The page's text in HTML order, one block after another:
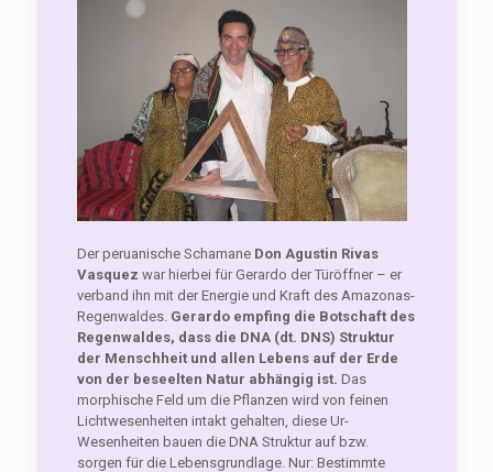
Der peruanische Schamane Don Agustin Rivas
Vasquez war hierbei für Gerardo der Türöffner – er
verband ihn mit der Energie und Kraft des Amazonas-
Regenwaldes. Gerardo empfing die Botschaft des
Regenwaldes, dass die DNA (dt. DNS) Struktur
der Menschheit und allen Lebens auf der Erde
von der beseelten Natur abhängig ist. Das
morphische Feld um die Pflanzen wird von feinen
Lichtwesenheiten intakt gehalten, diese Ur-
Wesenheiten bauen die DNA Struktur auf bzw.
sorgen für die Lebensgrundlage. Nur: Bestimmte